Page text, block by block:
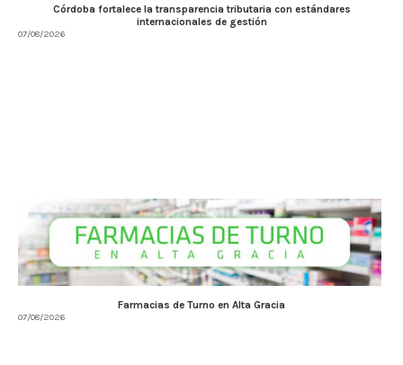
Córdoba fortalece la transparencia tributaria con estándares
internacionales de gestión
07/08/2026
Farmacias de Turno en Alta Gracia
07/08/2026